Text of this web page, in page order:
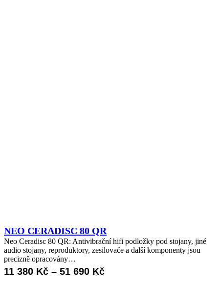
NEO CERADISC 80 QR
Neo Ceradisc 80 QR: Antivibrační hifi podložky pod stojany, jiné
audio stojany, reproduktory, zesilovače a další komponenty jsou
precizně opracovány…
11 380 Kč – 51 690 KčRozpětí